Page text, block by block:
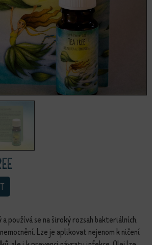
používá se na široký rozsah bakteriálních,
Lze je aplikovat nejenom k ničení